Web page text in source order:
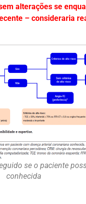
alterações se
– consideraria
se o paciente
conhecida